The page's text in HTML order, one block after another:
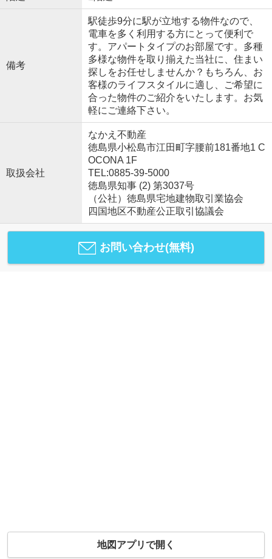
備考
駅徒歩9分に駅が立地する物件なので、
電車を多く利用する方にとって便利で
す。アパートタイプのお部屋です。多種
多様な物件を取り揃えた当社に、住まい
探しをお任せしませんか？もちろん、お
客様のライフスタイルに適し、ご希望に
合った物件のご紹介をいたします。お気
軽にご連絡下さい。
取扱会社
なかえ不動産
徳島県小松島市江田町字腰前181番地1 C
OCONA 1F
TEL:0885-39-5000
徳島県知事 (2) 第3037号
（公社）徳島県宅地建物取引業協会
四国地区不動産公正取引協議会
お問い合わせ(無料)
地図アプリで開く